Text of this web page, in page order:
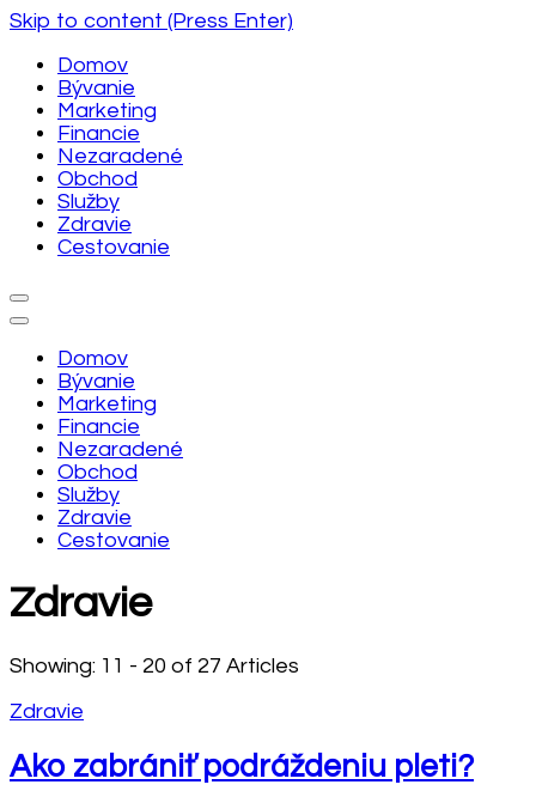
Skip to content (Press Enter)
Domov
Bývanie
Marketing
Financie
Nezaradené
Obchod
Služby
Zdravie
Cestovanie
Domov
Bývanie
Marketing
Financie
Nezaradené
Obchod
Služby
Zdravie
Cestovanie
Zdravie
Showing: 11 - 20 of 27 Articles
Zdravie
Ako zabrániť podráždeniu pleti?